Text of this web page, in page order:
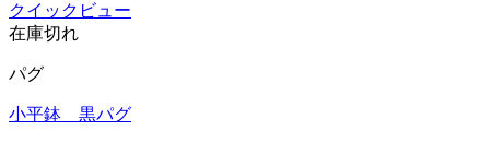
クイックビュー
在庫切れ
パグ
小平鉢 黒パグ